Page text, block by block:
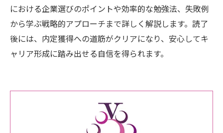
における企業選びのポイントや効率的な勉強法、失敗例
から学ぶ戦略的アプローチまで詳しく解説します。読了
後には、内定獲得への道筋がクリアになり、安心してキ
ャリア形成に踏み出せる自信を得られます。